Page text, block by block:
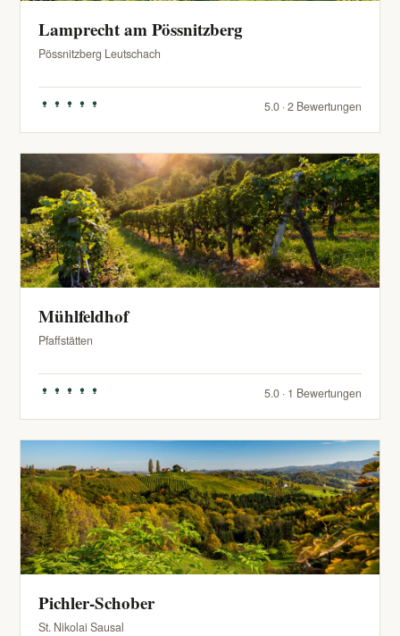
Lamprecht am Pössnitzberg
Pössnitzberg Leutschach
5.0 · 2 Bewertungen
Mühlfeldhof
Pfaffstätten
5.0 · 1 Bewertungen
Pichler-Schober
St. Nikolai Sausal